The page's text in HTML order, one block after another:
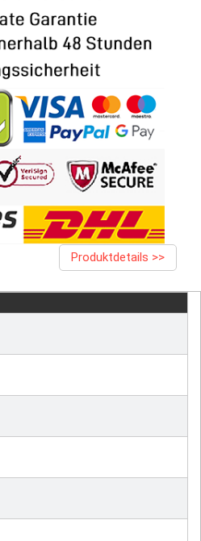
Produktdetails >>